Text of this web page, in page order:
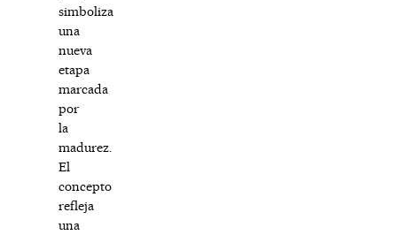
simboliza
una
nueva
etapa
marcada
por
la
madurez.
El
concepto
refleja
una